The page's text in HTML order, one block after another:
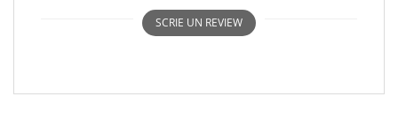
SCRIE UN REVIEW